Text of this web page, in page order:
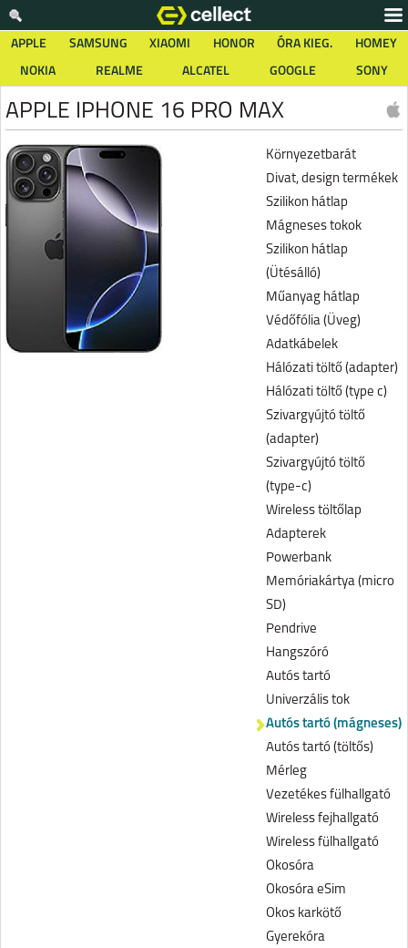
APPLE SAMSUNG XIAOMI HONOR ÓRA KIEG.
HOMEY
NOKIA
REALME ALCATEL GOOGLE SONY
APPLE IPHONE 16 PRO MAX
Környezetbarát
Divat, design termékek
Szilikon hátlap
Mágneses tokok
Szilikon hátlap
(Ütésálló)
Műanyag hátlap
Védőfólia (Üveg)
Adatkábelek
Hálózati töltő (adapter)
Hálózati töltő (type c)
Szivargyújtó töltő
(adapter)
Szivargyújtó töltő
(type-c)
Wireless töltőlap
Adapterek
Powerbank
Memóriakártya (micro
SD)
Pendrive
Hangszóró
Autós tartó
Univerzális tok
Autós tartó (mágneses)
Autós tartó (töltős)
Mérleg
Vezetékes fülhallgató
Wireless fejhallgató
Wireless fülhallgató
Okosóra
Okosóra eSim
Okos karkötő
Gyerekóra